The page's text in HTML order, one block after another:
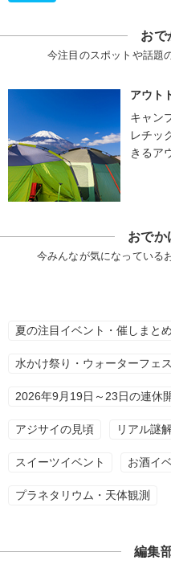
おで
今注目のスポットや話題
アウト
キャン
レチッ
きるア
おでか
今みんなが気になっている
夏の注目イベント・催しまとめ
水かけ祭り・ウォーターフェス
2026年9月19日～23日の連休
アジサイの見頃 リアル謎
スイーツイベント お酒イ
プラネタリウム・天体観測
編集